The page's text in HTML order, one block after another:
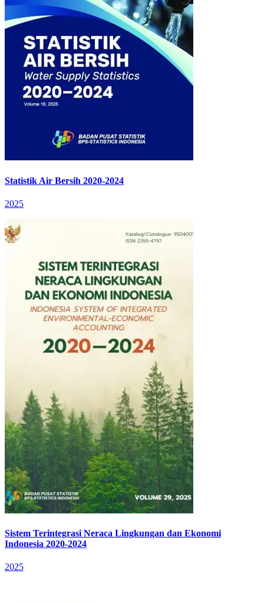
Statistik Air Bersih 2020-2024
2025
Sistem Terintegrasi Neraca Lingkungan dan Ekonomi
Indonesia 2020-2024
2025